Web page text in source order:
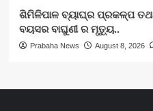
ଶିମିଳିପାଳ ବ୍ୟାଘ୍ର ପ୍ରକଳ୍ପ ତଥା
ବୟସର ବାଘୁଣୀ ର ମୃତ୍ୟୁ..
Prabaha News August 8, 2026